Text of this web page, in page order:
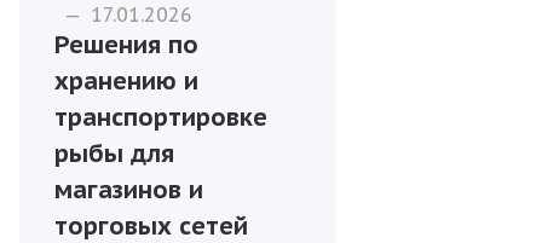
— 17.01.2026
Решения по
хранению и
транспортировке
рыбы для
магазинов и
торговых сетей